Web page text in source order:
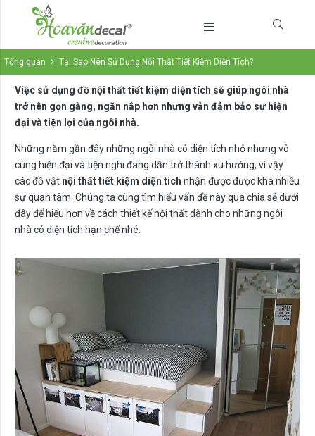
Tổng quan Tại Sao Nên Sử Dụng Nội Thất Tiết Kiệm Diện Tích?
Việc sử dụng đồ nội thất tiết kiệm diện tích sẽ giúp ngôi nhà
trở nên gọn gàng, ngăn nắp hơn nhưng vẫn đảm bảo sự hiện
đại và tiện lợi của ngôi nhà.
Những năm gần đây những ngôi nhà có diện tích nhỏ nhưng vô
cùng hiện đại và tiện nghi đang dần trở thành xu hướng, vì vậy
các đồ vật nội thất tiết kiệm diện tích nhận được được khá nhiều
sự quan tâm. Chúng ta cùng tìm hiểu vấn đề này qua chia sẻ dưới
đây để hiểu hơn về cách thiết kế nội thất dành cho những ngôi
nhà có diện tích hạn chế nhé.